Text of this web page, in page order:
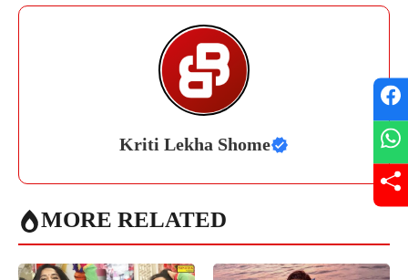
Kriti Lekha Shome
MORE RELATED